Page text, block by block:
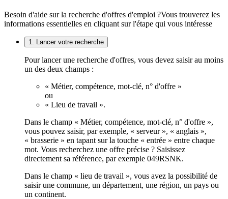
Besoin d'aide sur la recherche d'offres d'emploi ?Vous trouverez les
informations essentielles en cliquant sur l'étape qui vous intéresse
1. Lancer votre recherche
Pour lancer une recherche d'offres, vous devez saisir au moins
un des deux champs :
« Métier, compétence, mot-clé, n° d'offre »
ou
« Lieu de travail ».
Dans le champ « Métier, compétence, mot-clé, n° d'offre »,
vous pouvez saisir, par exemple, « serveur », « anglais »,
« brasserie » en tapant sur la touche « entrée » entre chaque
mot. Vous recherchez une offre précise ? Saisissez
directement sa référence, par exemple 049RSNK.
Dans le champ « lieu de travail », vous avez la possibilité de
saisir une commune, un département, une région, un pays ou
un continent.